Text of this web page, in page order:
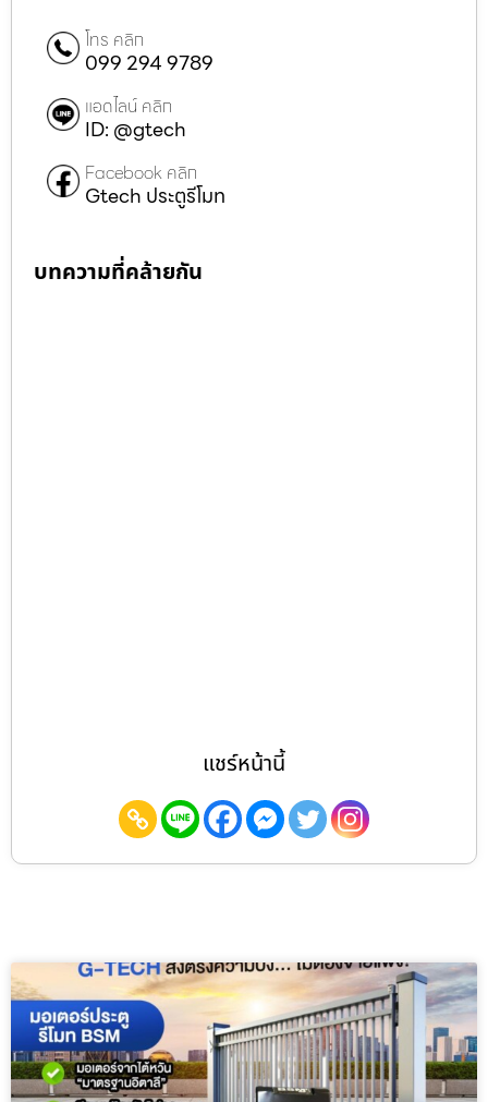
โทร คลิก
099 294 9789
แอดไลน์ คลิก
ID: @gtech
Facebook คลิก
Gtech ประตูรีโมท
บทความที่คล้ายกัน
แชร์หน้านี้